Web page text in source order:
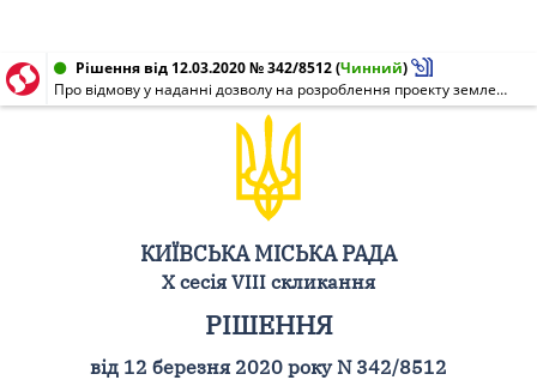
Рішення від 12.03.2020 № 342/8512(Чинний)
Про відмову у наданні дозволу на розроблення проекту землеустрою щодо відведення земельної ділянки громадянці Бочковській Оксані Іванівні на вул. Івана Тургенєва у Дарницькому районі м. Києва для індивідуального дачного будівництва
КИЇВСЬКА МІСЬКА РАДА
X сесія VIII скликання
РІШЕННЯ
від 12 березня 2020 року N 342/8512